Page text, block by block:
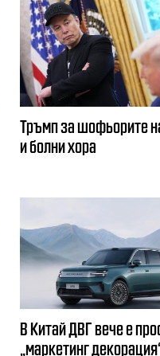
Тръмп за шофьорите
и болни хора
В Китай ДВГ вече е
„маркетинг